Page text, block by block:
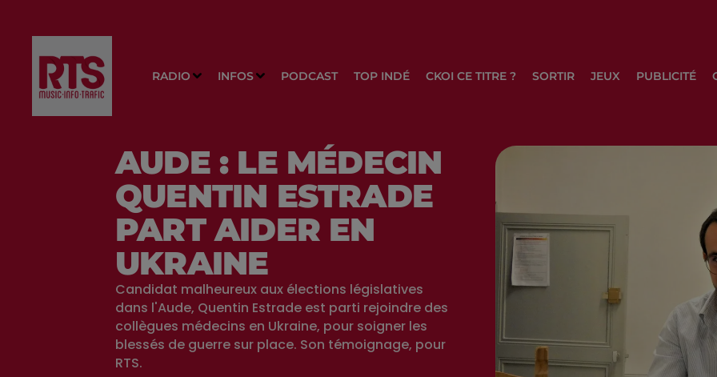
RADIO INFOS PODCAST TOP INDÉ CKOI CE TITRE ? SORTIR JEUX PUBLICITÉ
AUDE : LE MÉDECIN
QUENTIN ESTRADE
PART AIDER EN
UKRAINE
Candidat malheureux aux élections législatives
dans l'Aude, Quentin Estrade est parti rejoindre des
collègues médecins en Ukraine, pour soigner les
blessés de guerre sur place. Son témoignage, pour
RTS.